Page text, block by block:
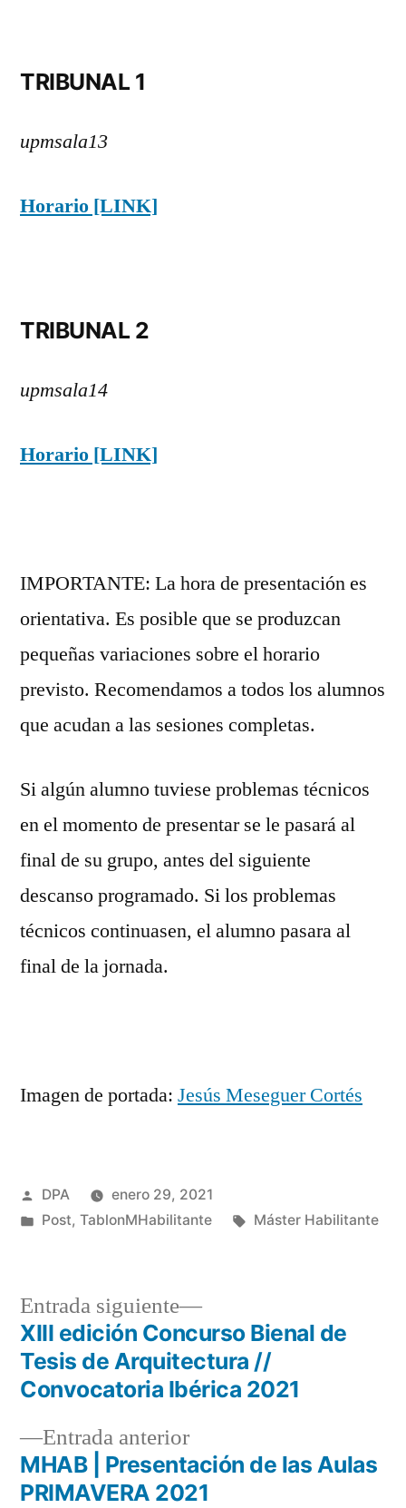
TRIBUNAL 1
upmsala13
Horario [LINK]
TRIBUNAL 2
upmsala14
Horario [LINK]
IMPORTANTE: La hora de presentación es
orientativa. Es posible que se produzcan
pequeñas variaciones sobre el horario
previsto. Recomendamos a todos los alumnos
que acudan a las sesiones completas.
Si algún alumno tuviese problemas técnicos
en el momento de presentar se le pasará al
final de su grupo, antes del siguiente
descanso programado. Si los problemas
técnicos continuasen, el alumno pasara al
final de la jornada.
Imagen de portada: Jesús Meseguer Cortés
Publicado
por
DPA
enero 29, 2021
Publicado
Post, TablonMHabilitante Etiquetas:
Máster Habilitante
Navegación
de
entradas
Entrada anteriorEntrada
anterior:
MHAB | Presentación de las Aulas
PRIMAVERA 2021
Entrada siguiente
Entrada
siguiente:
XIII edición Concurso Bienal de
Tesis de Arquitectura //
Convocatoria Ibérica 2021